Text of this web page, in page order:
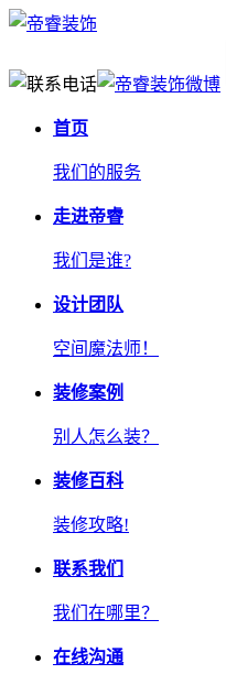
首页
我们的服务
走进帝睿
我们是谁?
设计团队
空间魔法师！
装修案例
别人怎么装？
装修百科
装修攻略!
联系我们
我们在哪里？
在线沟通